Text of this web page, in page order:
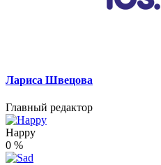
Лариса Швецова
Главный редактор
Happy
0 %